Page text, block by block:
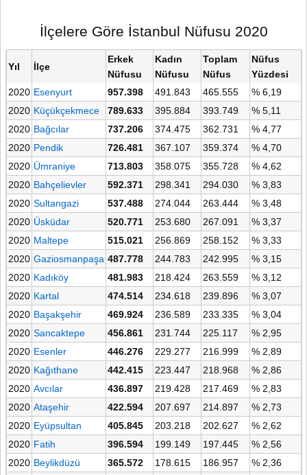
İlçelere Göre İstanbul Nüfusu 2020
Yıl İlçe
Erkek
Nüfusu
Kadın
Nüfusu
Toplam
Nüfus
Nüfus
Yüzdesi
2020 Esenyurt 957.398 491.843 465.555
% 6,19
2020 Küçükçekmece 789.633 395.884 393.749
% 5,11
2020 Bağcılar 737.206 374.475 362.731
% 4,77
2020 Pendik 726.481 367.107 359.374
% 4,70
2020 Ümraniye 713.803 358.075 355.728
% 4,62
2020 Bahçelievler 592.371 298.341 294.030
% 3,83
2020 Sultangazi 537.488 274.044 263.444
% 3,48
2020 Üsküdar 520.771 253.680 267.091
% 3,37
2020 Maltepe 515.021 256.869 258.152
% 3,33
2020 Gaziosmanpaşa 487.778 244.783 242.995
% 3,15
2020 Kadıköy 481.983 218.424 263.559
% 3,12
2020 Kartal 474.514 234.618 239.896
% 3,07
2020 Başakşehir 469.924 236.589 233.335
% 3,04
2020 Sancaktepe 456.861 231.744 225.117
% 2,95
2020 Esenler 446.276 229.277 216.999
% 2,89
2020 Kağıthane 442.415 223.447 218.968
% 2,86
2020 Avcılar 436.897 219.428 217.469
% 2,83
2020 Ataşehir 422.594 207.697 214.897
% 2,73
2020 Eyüpsultan 405.845 203.218 202.627
% 2,62
2020 Fatih 396.594 199.149 197.445
% 2,56
2020 Beylikdüzü 365.572 178.615 186.957
% 2,36